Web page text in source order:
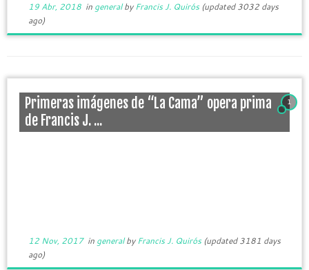
19 Abr, 2018in generalbyFrancis J. Quirós(updated 3032 days
ago)
1
Primeras imágenes de “La Cama” opera prima
de Francis J. ...
12 Nov, 2017in generalbyFrancis J. Quirós(updated 3181 days
ago)